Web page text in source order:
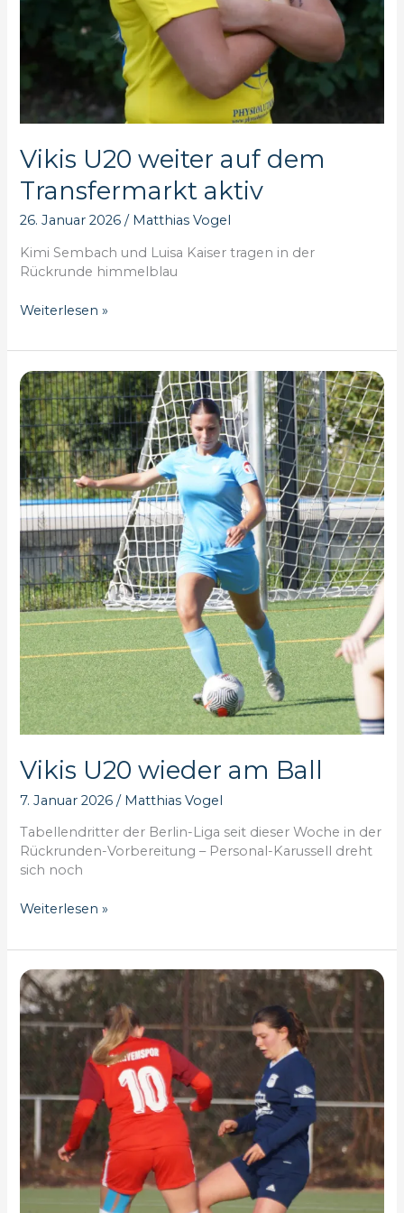
Vikis U20 weiter auf dem
Transfermarkt aktiv
26. Januar 2026/ Matthias Vogel
Kimi Sembach und Luisa Kaiser tragen in der
Rückrunde himmelblau
Vikis
weiter
dem
Transfermarkt
aktiv
Weiterlesen »
Vikis U20 wieder am Ball
7. Januar 2026/ Matthias Vogel
Tabellendritter der Berlin-Liga seit dieser Woche in der
Rückrunden-Vorbereitung – Personal-Karussell dreht
sich noch
Vikis
wieder
Ball
Weiterlesen »